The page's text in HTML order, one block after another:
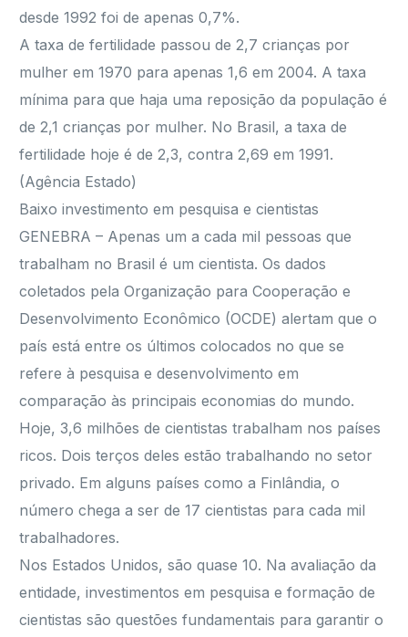
desde 1992 foi de apenas 0,7%.
A taxa de fertilidade passou de 2,7 crianças por
mulher em 1970 para apenas 1,6 em 2004. A taxa
mínima para que haja uma reposição da população é
de 2,1 crianças por mulher. No Brasil, a taxa de
fertilidade hoje é de 2,3, contra 2,69 em 1991.
(Agência Estado)
Baixo investimento em pesquisa e cientistas
GENEBRA – Apenas um a cada mil pessoas que
trabalham no Brasil é um cientista. Os dados
coletados pela Organização para Cooperação e
Desenvolvimento Econômico (OCDE) alertam que o
país está entre os últimos colocados no que se
refere à pesquisa e desenvolvimento em
comparação às principais economias do mundo.
Hoje, 3,6 milhões de cientistas trabalham nos países
ricos. Dois terços deles estão trabalhando no setor
privado. Em alguns países como a Finlândia, o
número chega a ser de 17 cientistas para cada mil
trabalhadores.
Nos Estados Unidos, são quase 10. Na avaliação da
entidade, investimentos em pesquisa e formação de
cientistas são questões fundamentais para garantir o